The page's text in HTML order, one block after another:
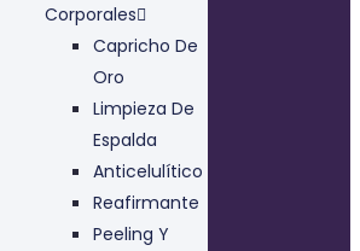
Corporales
Capricho De
Oro
Limpieza De
Espalda
Anticelulítico
Reafirmante
Peeling Y